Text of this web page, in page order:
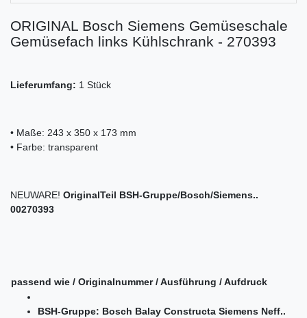
ORIGINAL Bosch Siemens Gemüseschale
Gemüsefach links Kühlschrank - 270393
Lieferumfang: 1 Stück
• Maße: 243 x 350 x 173 mm
• Farbe: transparent
NEUWARE! OriginalTeil BSH-Gruppe/Bosch/Siemens..
00270393
passend wie / Originalnummer / Ausführung / Aufdruck
BSH-Gruppe: Bosch Balay Constructa Siemens Neff..